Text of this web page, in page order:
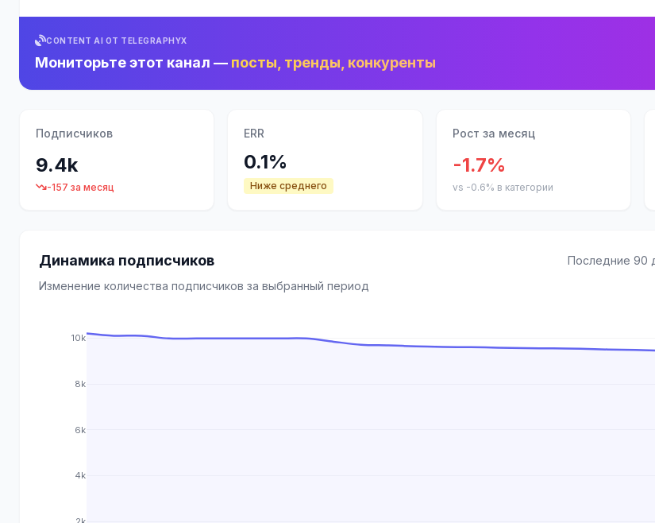
CONTENT AI ОТ TELEGRAPHYX
Мониторьте этот канал — посты, тренды, конкуренты
Подписчиков
9.4k
-157 за месяц
ERR
0.1%
Ниже среднего
Рост за месяц
-1.7%
vs -0.6% в категории
Динамика подписчиков
Последние 90
Изменение количества подписчиков за выбранный период
4k
6k
8k
10k